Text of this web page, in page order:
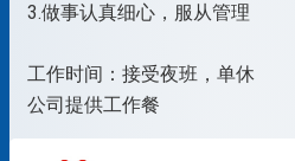
3.做事认真细心，服从管理
工作时间：接受夜班，单休
公司提供工作餐